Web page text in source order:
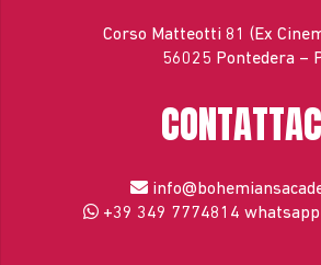
Corso Matteotti 81 (Ex
56025 Pontedera –
+39 349 7774814